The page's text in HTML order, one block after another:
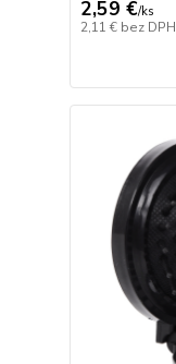
2,59 €/ks
2,11 € bez DPH